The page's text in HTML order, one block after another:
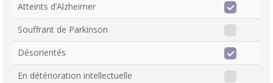
Atteints d’Alzheimer
Souffrant de Parkinson
Désorientés
En détérioration intellectuelle